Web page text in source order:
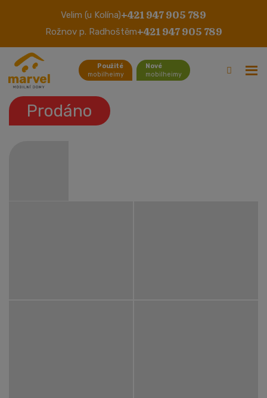
Velim (u Kolína)+421 947 905 789
Rožnov p. Radhoštěm+421 947 905 789
Použité
mobilheimy
Nové
mobilheimy
Willerby Vogue
Prodáno